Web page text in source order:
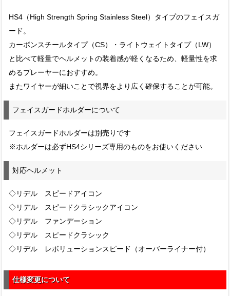
HS4（High Strength Spring Stainless Steel）タイプのフェイスガ
ード。
カーボンスチールタイプ（CS）・ライトウェイトタイプ（LW）
と比べて軽量でヘルメットの装着感が軽くなるため、軽量性を求
めるプレーヤーにおすすめ。
またワイヤーが細いことで視界をより広く確保することが可能。
フェイスガードホルダーについて
フェイスガードホルダーは別売りです
※ホルダーは必ずHS4シリーズ専用のものをお使いください
対応ヘルメット
◇リデル スピードアイコン
◇リデル スピードクラシックアイコン
◇リデル ファンデーション
◇リデル スピードクラシック
◇リデル レボリューションスピード（オーバーライナー付）
仕様変更について